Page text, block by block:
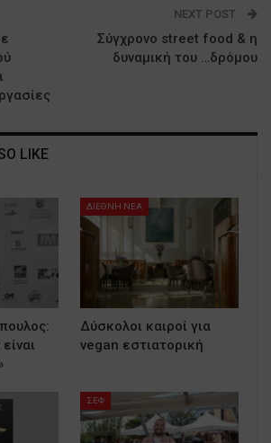
NEXT POST
Σύγχρονο street food & η
δυναμική του …δρόμου
LIKE
ΔΙΕΘΝΗ ΝΕΑ
Δύσκολοι καιροί για
vegan εστιατορική
ΣΕΦ